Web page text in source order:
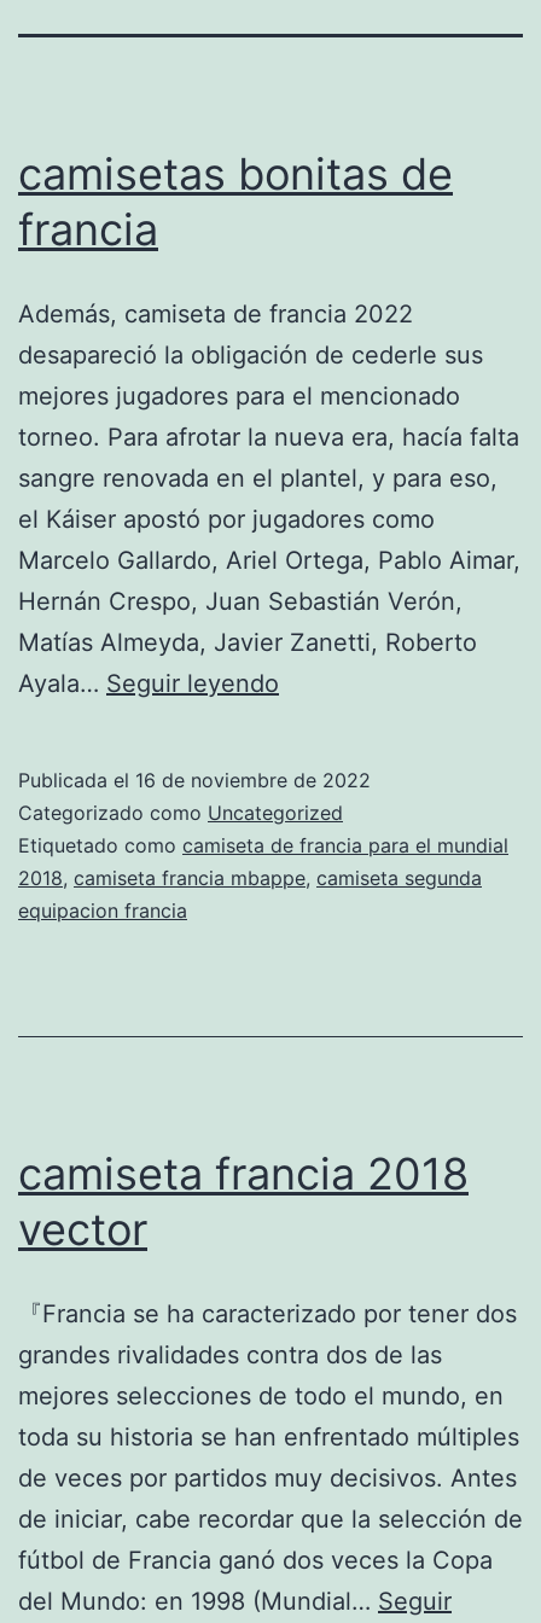
camisetas bonitas de
francia
Además, camiseta de francia 2022
desapareció la obligación de cederle sus
mejores jugadores para el mencionado
torneo. Para afrotar la nueva era, hacía falta
sangre renovada en el plantel, y para eso,
el Káiser apostó por jugadores como
Marcelo Gallardo, Ariel Ortega, Pablo Aimar,
Hernán Crespo, Juan Sebastián Verón,
Matías Almeyda, Javier Zanetti, Roberto
Ayala… Seguir leyendo
francia
Publicada el 16 de noviembre de 2022
Categorizado como Uncategorized
Etiquetado como camiseta de francia para el mundial
2018, camiseta francia mbappe, camiseta segunda
equipacion francia
camiseta francia 2018
vector
『Francia se ha caracterizado por tener dos
grandes rivalidades contra dos de las
mejores selecciones de todo el mundo, en
toda su historia se han enfrentado múltiples
de veces por partidos muy decisivos. Antes
de iniciar, cabe recordar que la selección de
fútbol de Francia ganó dos veces la Copa
del Mundo: en 1998 (Mundial… Seguir